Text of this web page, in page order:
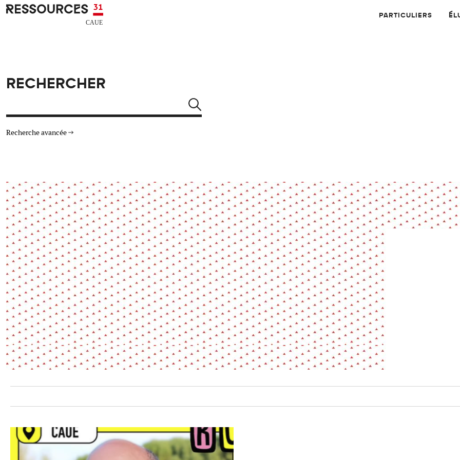
Aller au contenu principal
CAUE RESSOURCES 31 PARTICULIERS
RECHERCHER
Recherche avancée
Architecture
Arts Design
Énergie
Environnement
Habiter
Jeunes
Patrimoine
Paysage
Société
Transition écologique
Urbanisme
Actualité Animation Application Compte-rendu
Dossier
thématique
Expérience Exposition Fiche / Guide Livre Podcast
Revue Revue de presse Vidéo
La